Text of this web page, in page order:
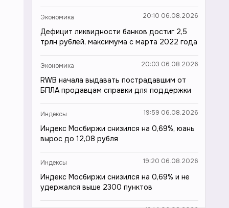
Экономика 20:10 06.08.2026
Дефицит ликвидности банков достиг 2,5
трлн рублей, максимума с марта 2022 года
Экономика 20:03 06.08.2026
RWB начала выдавать пострадавшим от
БПЛА продавцам справки для поддержки
Индексы 19:59 06.08.2026
Индекс Мосбиржи снизился на 0,69%, юань
вырос до 12,08 рубля
Индексы 19:20 06.08.2026
Индекс Мосбиржи снизился на 0,69% и не
удержался выше 2300 пунктов